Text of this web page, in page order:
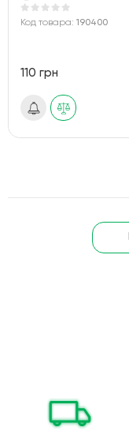
Код товара: 190400
110 грн